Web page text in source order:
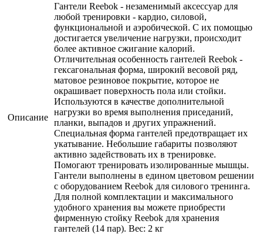
Описание
Гантели Reebok - незаменимый аксессуар для
любой тренировки - кардио, силовой,
функциональной и аэробической. С их помощью
достигается увеличение нагрузки, происходит
более активное сжигание калорий.
Отличительная особенность гантелей Reebok -
гексагональная форма, широкий весовой ряд,
матовое резиновое покрытие, которое не
окрашивает поверхность пола или стойки.
Используются в качестве дополнительной
нагрузки во время выполнения приседаний,
планки, выпадов и других упражнений.
Специальная форма гантелей предотвращает их
укатывание. Небольшие габариты позволяют
активно задействовать их в тренировке.
Помогают тренировать изолированные мышцы.
Гантели выполнены в едином цветовом решении
с оборудованием Reebok для силового тренинга.
Для полной комплектации и максимального
удобного хранения вы можете приобрести
фирменную стойку Reebok для хранения
гантелей (14 пар). Вес: 2 кг